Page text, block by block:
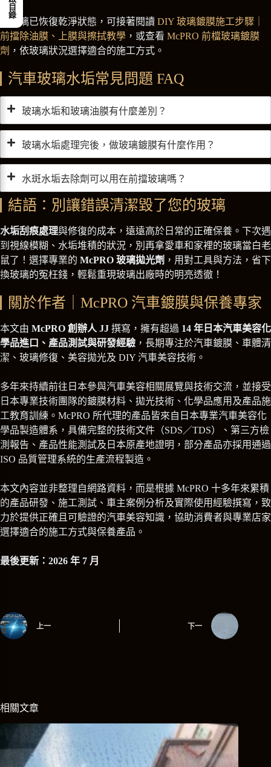
若玻璃已恢復乾淨狀態，可接著閱讀 DIY 玻璃鍍膜施工步驟｜
前擋除油膜、上膜與擦拭教學 ，或查看 McPRO 前檔玻璃鍍膜
劑 ，依玻璃狀況選擇適合的施工方式。
汽車玻璃水垢常見問題 FAQ
玻璃水垢和玻璃油膜有什麼差別？
玻璃水垢處理完後，做玻璃鍍膜有什麼作用？
水斑水垢去除劑可以用在前擋玻璃嗎？
結語：別讓錯誤清潔毀了您的玻璃
水垢刮痕處理與修復的成本，遠遠高於日常的正確保養。下次遇
到視線模糊、水垢堆積的狀況，別再拿愛車和家裡的玻璃當白老
鼠了！選擇專業的 McPRO 玻璃拋光劑 ，用對工具與方法，省下
換玻璃的冤枉錢，輕鬆重現玻璃出廠時的明亮透徹！
關於作者｜McPRO 汽車鍍膜與保養專家
本文由 McPRO 創辦人 JJ 撰寫，擁有超過 14 年日本汽車美容化
學品進口、產品測試與研發經驗 ，長期專注於汽車鍍膜、車體清
潔、玻璃修復、美容拋光及 DIY 汽車美容技術。
多年來持續前往日本參與汽車美容相關展覽與技術交流，並接受
日本專業技術團隊的鍍膜材料、拋光技術、化學品應用及產品施
工教育訓練。McPRO 所代理的產品皆來自日本專業汽車美容化
學品製造體系，具備完整的技術文件（SDS／TDS）、第三方檢
測報告、產品性能測試及日本原產地證明，部分產品亦採用通過
ISO 品質管理系統的生產流程製造。
本文內容並非整理自網路資料，而是根據 McPRO 十多年來累積
的產品研發、施工測試、車主案例分析及實際使用經驗撰寫，致
力於提供正確且可驗證的汽車美容知識，協助消費者與專業店家
選擇適合的施工方式與保養產品。
最後更新：2026 年 7 月
上一 下一
相關文章